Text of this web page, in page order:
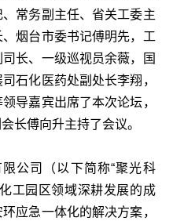
常务副主任、省关工委主
烟台市委书记傅明先，工
长、一级巡视员余薇，国
石化医药处副处长李翔，
导嘉宾出席了本次论坛，
长傅向升主持了会议。
公司（以下简称“聚光科
工园区领域深耕发展的成
应急一体化的解决方案，